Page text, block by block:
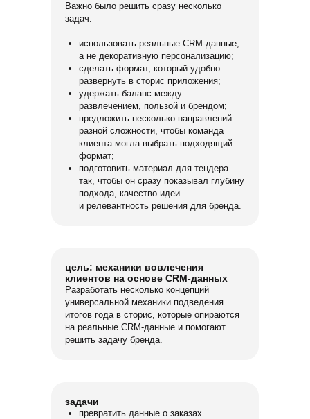
цель: механики вовлечения
клиентов на основе CRM-данных
Разработать несколько концепций
универсальной механики подведения
итогов года в сторис, которые опираются
на реальные CRM-данные и помогают
решить задачу бренда.
Важно было решить сразу несколько
задач:
использовать реальные CRM-данные,
а не декоративную персонализацию;
сделать формат, который удобно
развернуть в сторис приложения;
удержать баланс между
развлечением, пользой и брендом;
предложить несколько направлений
разной сложности, чтобы команда
клиента могла выбрать подходящий
формат;
подготовить материал для тендера
так, чтобы он сразу показывал глубину
подхода, качество идеи
и релевантность решения для бренда.
задачи
превратить данные о заказах